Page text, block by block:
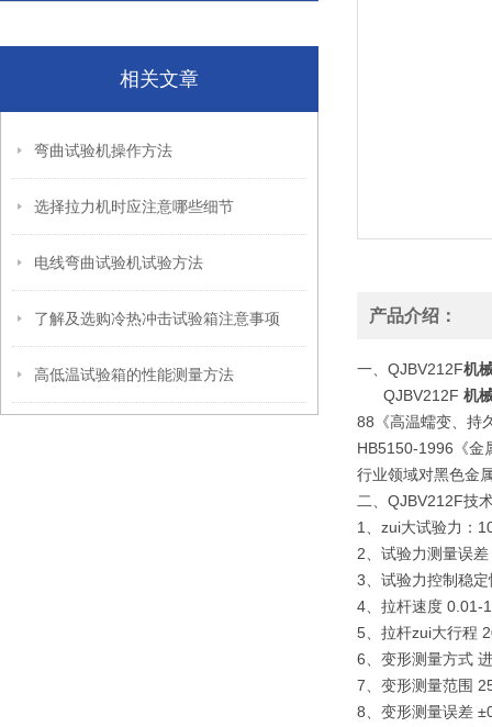
相关文章
弯曲试验机操作方法
选择拉力机时应注意哪些细节
电线弯曲试验机试验方法
了解及选购冷热冲击试验箱注意事项
高低温试验箱的性能测量方法
产品介绍：
一、QJBV212F机
QJBV212F 机
88《高温蠕变、持
HB5150-1996《金
行业领域对黑色金
二、QJBV212F技
1、zui大试验力：
2、试验力测量误
3、试验力控制稳
4、拉杆速度 0.01-
5、拉杆zui大行程
6、变形测量方式
7、变形测量范围
8、变形测量误差